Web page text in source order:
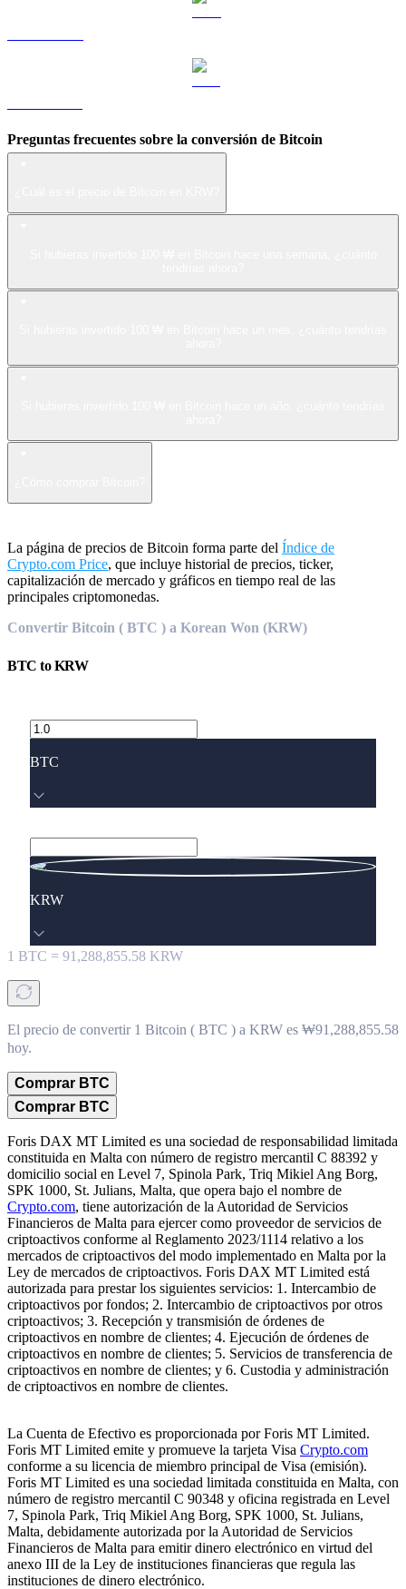
Preguntas frecuentes sobre la conversión de Bitcoin
La página de precios de Bitcoin forma parte del Índice de
Crypto.com Price, que incluye historial de precios, ticker,
capitalización de mercado y gráficos en tiempo real de las
principales criptomonedas.
Convertir Bitcoin ( BTC ) a Korean Won (KRW)
BTC toKRW
BTC
KRW
1 BTC = 91,288,855.58 KRW
El precio de convertir 1 Bitcoin ( BTC ) a KRW es ₩91,288,855.58
hoy.
Comprar BTC
Comprar BTC
Foris DAX MT Limited es una sociedad de responsabilidad limitada
constituida en Malta con número de registro mercantil C 88392 y
domicilio social en Level 7, Spinola Park, Triq Mikiel Ang Borg,
SPK 1000, St. Julians, Malta, que opera bajo el nombre de
Crypto.com, tiene autorización de la Autoridad de Servicios
Financieros de Malta para ejercer como proveedor de servicios de
criptoactivos conforme al Reglamento 2023/1114 relativo a los
mercados de criptoactivos del modo implementado en Malta por la
Ley de mercados de criptoactivos. Foris DAX MT Limited está
autorizada para prestar los siguientes servicios: 1. Intercambio de
criptoactivos por fondos; 2. Intercambio de criptoactivos por otros
criptoactivos; 3. Recepción y transmisión de órdenes de
criptoactivos en nombre de clientes; 4. Ejecución de órdenes de
criptoactivos en nombre de clientes; 5. Servicios de transferencia de
criptoactivos en nombre de clientes; y 6. Custodia y administración
de criptoactivos en nombre de clientes.
La Cuenta de Efectivo es proporcionada por Foris MT Limited.
Foris MT Limited emite y promueve la tarjeta Visa Crypto.com
conforme a su licencia de miembro principal de Visa (emisión).
Foris MT Limited es una sociedad limitada constituida en Malta, con
número de registro mercantil C 90348 y oficina registrada en Level
7, Spinola Park, Triq Mikiel Ang Borg, SPK 1000, St. Julians,
Malta, debidamente autorizada por la Autoridad de Servicios
Financieros de Malta para emitir dinero electrónico en virtud del
anexo III de la Ley de instituciones financieras que regula las
instituciones de dinero electrónico.